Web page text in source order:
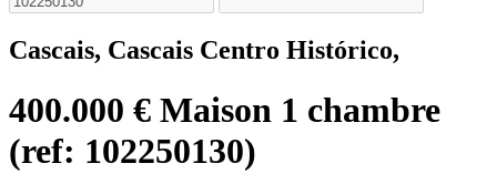
Cascais, Cascais Centro Histórico,
400.000 € Maison 1 chambre
(ref: 102250130)